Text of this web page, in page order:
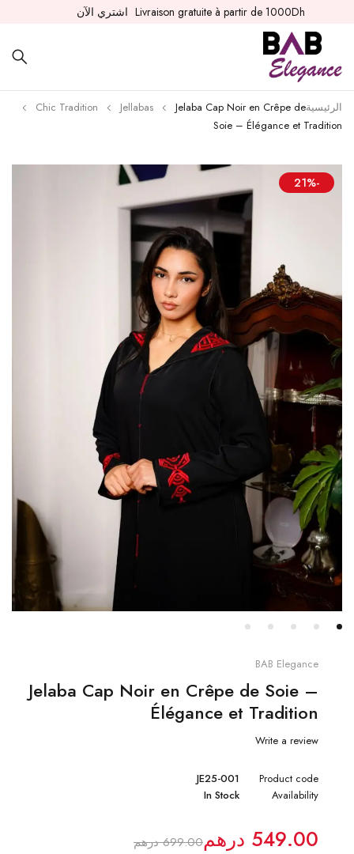
Livraison gratuite à partir de 1000Dh اشتري الآن
الرئيسية Chic Tradition Jellabas
Jelaba Cap Noir en Crêpe de
Soie – Élégance et Tradition
-21%
BAB Elegance
Jelaba Cap Noir en Crêpe de Soie –
Élégance et Tradition
Write a review
Product code
JE25-001
Availability
In Stock
699.00 درهم 549.00 درهم